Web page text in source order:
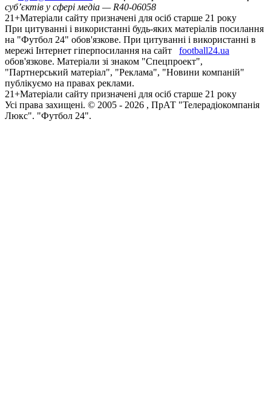
суб’єктів у сфері медіа — R40-06058
21+Матеріали сайту призначені для осіб старше 21 року
При цитуванні і використанні будь-яких матеріалів посилання
на "Футбол 24" обов'язкове. При цитуванні і використанні в
мережі Інтернет гіперпосилання на сайт
football24.ua
обов'язкове. Матеріали зі знаком "Спецпроект",
"Партнерський матеріал", "Реклама", "Новини компаній"
публікуємо на правах реклами.
21+Матеріали сайту призначені для осіб старше 21 року
Усi права захищенi. © 2005 - 2026 , ПрАТ "Телерадіокомпанія
Люкс". "Футбол 24".